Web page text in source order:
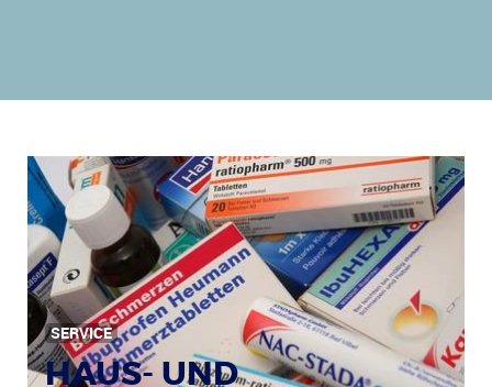
SERVICE
HAUS- UND